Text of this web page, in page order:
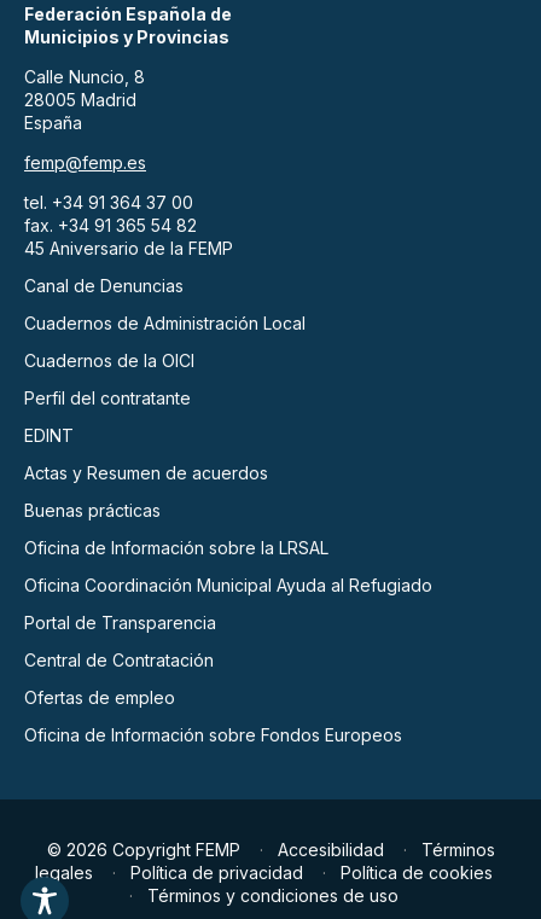
Federación Española de
Municipios y Provincias
Calle Nuncio, 8
28005 Madrid
España
femp@femp.es
tel. +34 91 364 37 00
fax. +34 91 365 54 82
45 Aniversario de la FEMP
Canal de Denuncias
Cuadernos de Administración Local
Cuadernos de la OICI
Perfil del contratante
EDINT
Actas y Resumen de acuerdos
Buenas prácticas
Oficina de Información sobre la LRSAL
Oficina Coordinación Municipal Ayuda al Refugiado
Portal de Transparencia
Central de Contratación
Ofertas de empleo
Oficina de Información sobre Fondos Europeos
© 2026 Copyright FEMP Accesibilidad
Términos
legales
Política de privacidad
Política de cookies
Términos y condiciones de uso